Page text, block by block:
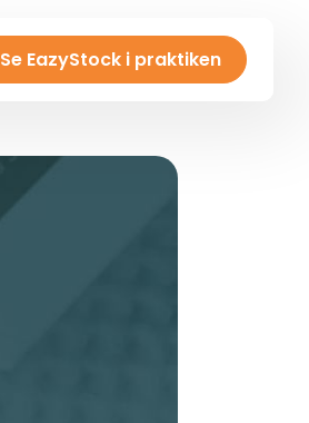
Se EazyStock i praktiken